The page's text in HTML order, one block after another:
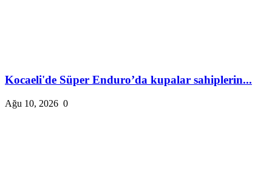
Kocaeli'de Süper Enduro’da kupalar sahiplerin...
Ağu 10, 2026 0